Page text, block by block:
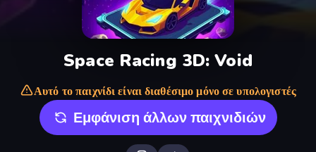
Space Racing 3D: Void
Αυτό το παιχνίδι είναι διαθέσιμο μόνο σε υπολογιστές
Εμφάνιση άλλων παιχνιδιών